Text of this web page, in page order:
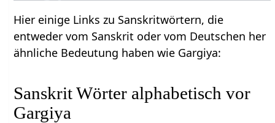
Hier einige Links zu Sanskritwörtern, die
entweder vom Sanskrit oder vom Deutschen her
ähnliche Bedeutung haben wie Gargiya:
Sanskrit Wörter alphabetisch vor
Gargiya